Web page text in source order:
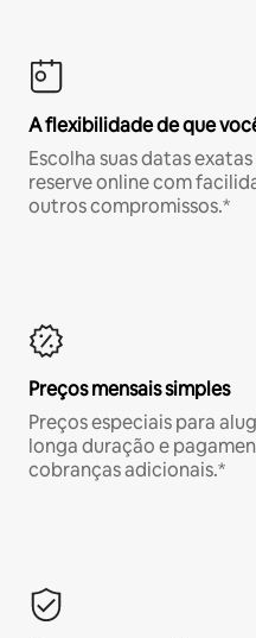
A flexibilidade de que
Escolha suas datas
reserve online com
outros compromissos.*
Preços mensais simples
Preços especiais para
longa duração e
cobranças adicionais.*